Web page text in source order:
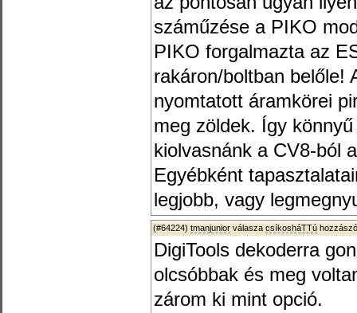
száműzése a PIKO
PIKO forgalmazta az
rakáron/boltban belőle!
nyomtatott áramkörei
meg zöldek. Így
kiolvasnánk a CV8-ból
Egyébként
legjobb, vagy
(#64224) tmanjunior válasza csíkosháTTú
DigiTools dekoderra
olcsóbbak és meg
zárom ki mint opció.